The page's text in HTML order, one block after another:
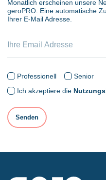
Monatlich erscheinen unsere
geroPRO. Eine automatische
Ihrer E-Mail Adresse.
Professionell
Senior
Ich akzeptiere die